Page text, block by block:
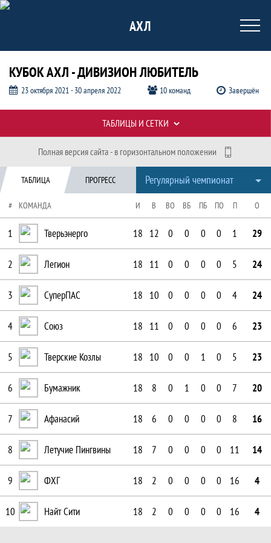
АХЛ
КУБОК АХЛ - ДИВИЗИОН ЛЮБИТЕЛЬ
23 октября 2021 - 30 апреля 2022 10 команд Завершён
Полная версия сайта - в горизонтальном положении
Регулярный чемпионат - Таблица.
ТАБЛИЦА ПРОГРЕСС Регулярный чемпионат
# КОМАНДА И В ВО ВБ ПБ ПО П О
1 Тверьэнерго 18 12 0 0 0 0 1 29
2 Легион 18 11 0 0 0 0 5 24
3 СуперПАС 18 10 0 0 0 0 4 24
4 Союз 18 11 0 0 0 0 6 23
5 Тверские Козлы 18 10 0 0 1 0 5 23
6 Бумажник 18 8 0 1 0 0 7 20
7 Афанасий 18 6 0 0 0 0 8 16
8 Летучие Пингвины 18 7 0 0 0 0 11 14
9 ФХГ 18 2 0 0 0 0 16 4
10 Найт Сити 18 2 0 0 0 0 16 4
ТАБЛИЦЫ И СЕТКИ
Таблицы турнира